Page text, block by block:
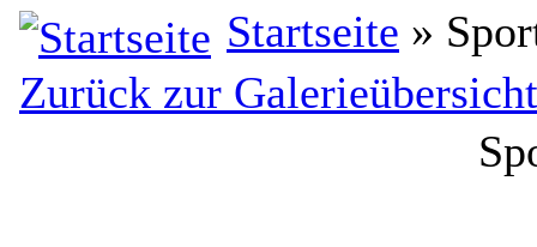
Startseite »
Zurück zur Galerieübersicht